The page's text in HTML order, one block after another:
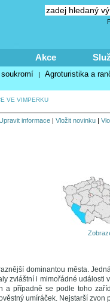
Akce
| Agroturistika a
VE VIMPERKU
informace| Vložit novinku|
dominantou města.
zvláštní i mimořádné události
a případně se podle toho
umíráček. Nejstarší zvon